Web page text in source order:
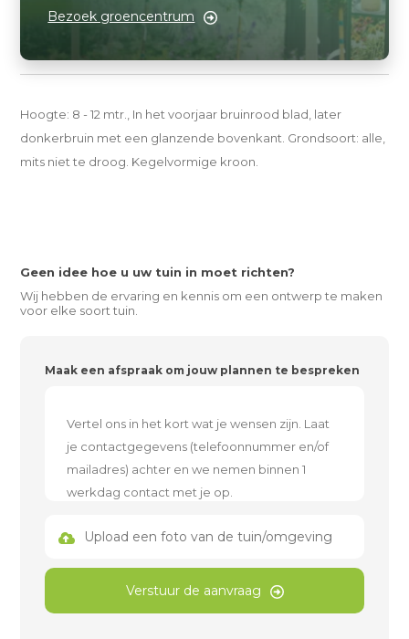
Bezoek groencentrum
Hoogte: 8 - 12 mtr., In het voorjaar bruinrood blad, later
donkerbruin met een glanzende bovenkant. Grondsoort: alle,
mits niet te droog. Kegelvormige kroon.
Geen idee hoe u uw tuin in moet richten?
Wij hebben de ervaring en kennis om een ontwerp te maken
voor elke soort tuin.
Maak een afspraak om jouw plannen te bespreken
Upload een foto van de tuin/omgeving
Verstuur de aanvraag